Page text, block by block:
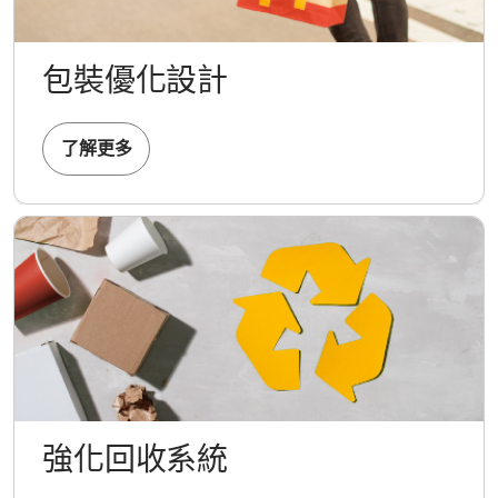
包裝優化設計
了解更多
強化回收系統